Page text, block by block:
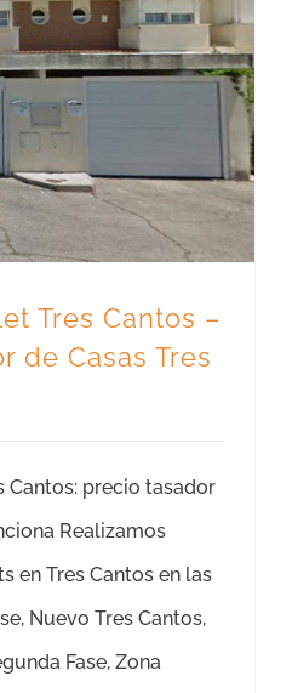
Tres Cantos –
de Casas Tres
Cantos: precio tasador
Realizamos
en Tres Cantos en las
Nuevo Tres Cantos,
Fase, Zona